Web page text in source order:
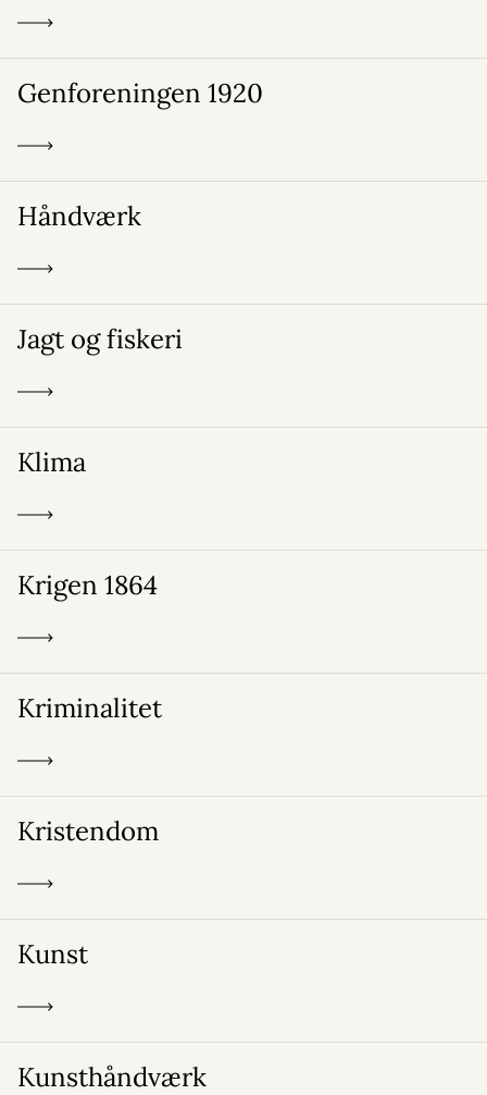
Genforeningen 1920
Håndværk
Jagt og fiskeri
Klima
Krigen 1864
Kriminalitet
Kristendom
Kunst
Kunsthåndværk